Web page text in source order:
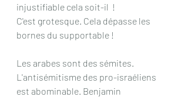
injustifiable cela soit-il  !
C'est grotesque. Cela dépasse les
bornes du supportable !
Les arabes sont des sémites.
L'antisémitisme des pro-israéliens
est abominable. Benjamin